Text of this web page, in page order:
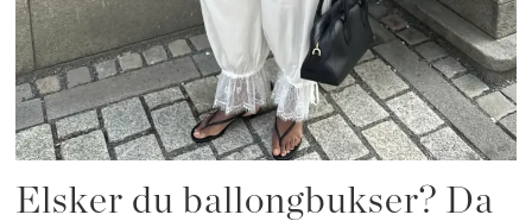
Elsker du ballongbukser? Da